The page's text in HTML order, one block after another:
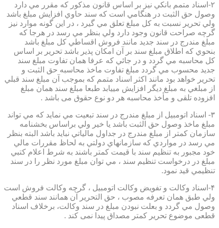
۲-اسناد متمم بانكي نيز بر اساس قانون مذكور كه مقرر مي دارد
وصول حق الثبت در هنگامي است كه سند حاوي افزايش مبلغ باشد
ولي تحرير نسبت به كل مبلغ تعلق مي گيرد ، در اين گونه موارد نيز
گرچه صراحت قانون وجود دارد ولي بنظر مي رسد در هرجا كه
مبلغ مندرج در سند جديد مانند فروش اقساطي كل مبلغ باشد
بنحوي كه اطلاق مبلغ سند بر آن امكان پذير باشد تحرير بر اساس
كل محاسبه مي گردد و در جائي كه عرفا همان تفاوت مبلغ سند
جديد محسوب مي گردد مبلغ تفاوت ماخذ محاسبه حق الثبت و
تحرير خواهد بود مانند اكثر اسناد متمم كه بموجب آن مبلغ سند قبلي
از مبلغي به مبلغ ديگر افزايش مييابد طبعا مبلغ سند همان مبلغ
افزوده تلقی و مأخذ محاسبه هر دو نوع حقوق می باشد .
۳- اسناد اتومبيل از مبلغ مندرج در سند تبعيت مي نمايد كه مي تواند
مبلغ ماخذ وصول حق الثبت باشد يا خير ولي براساس بخشنامه
سازمان كمتر از مبلغ مندرج در جداول مالياتي نبايد باشد البته بنظر
مي رسد در مواردي كه سازمانهاي دولتي به لحاظ مقررات مالي
خود مجبور به تنظيم سند با قيمت كمتر باشند به شرط اعلام كتبي
مبلغ در درخواست تنظيم سند ، مي توان مبلغ مورد نظر را در سند
تنظيمي قيد نمود.
۴-اسناد وكالت و تفويض وكالت اتومبيل ، گرچه وكالت فروش است
ولي طبق همان تعرفه مصوب ، حق التحرير آن همانند سند قطعي
وصول مي گردد و بعلت نبودن مبلغ در سند وكالت، برخلاف اسناد
قطعی موضوع تحریر کمتر مصداق پیدا نمی کند .